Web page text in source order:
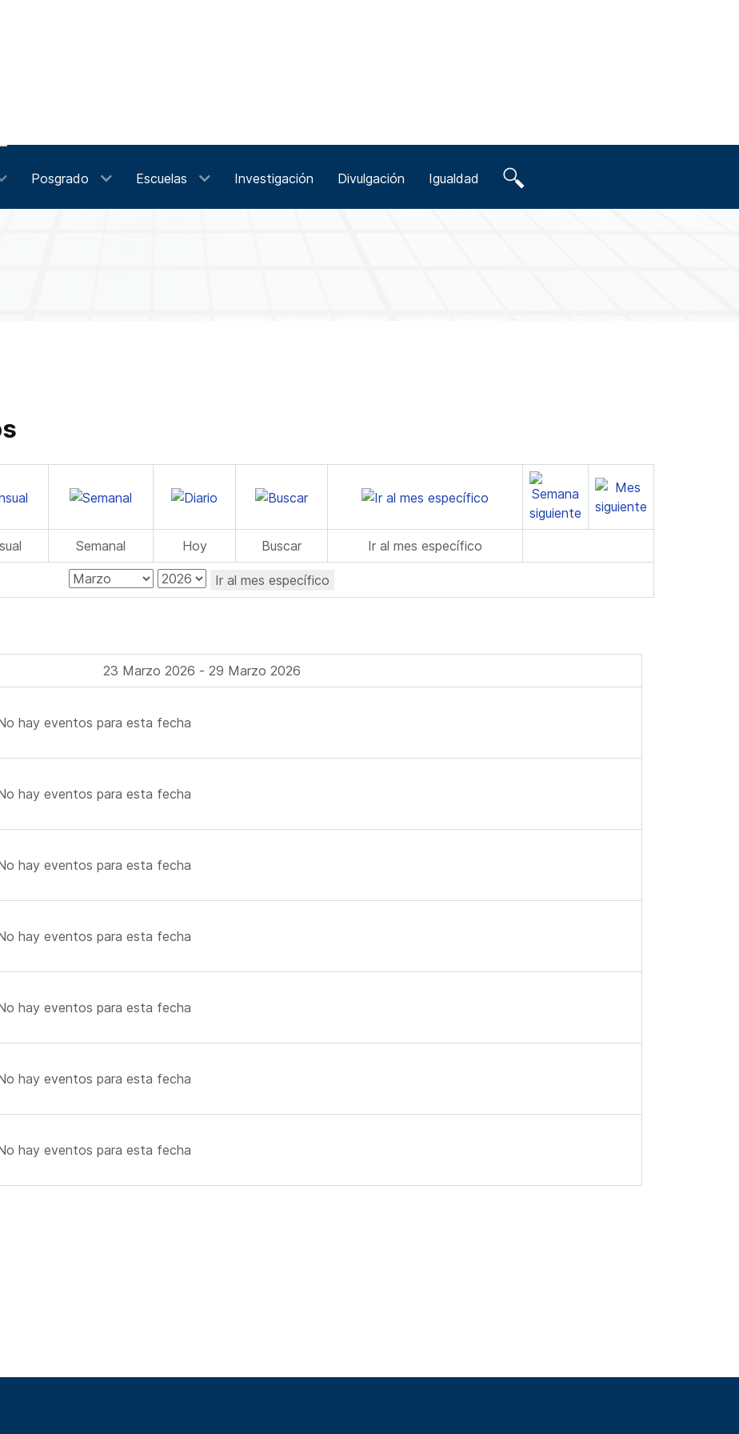
Posgrado Escuelas Investigación Divulgación Igualdad
Semanal Hoy Buscar Ir al mes específico
Ir al mes específico
23 Marzo 2026 - 29 Marzo 2026
hay eventos para esta fecha
hay eventos para esta fecha
hay eventos para esta fecha
hay eventos para esta fecha
hay eventos para esta fecha
hay eventos para esta fecha
hay eventos para esta fecha